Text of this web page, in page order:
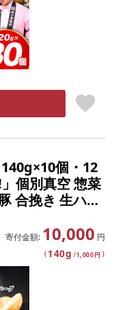
個・12
個別真空 惣菜
合挽き 生ハン
寄付金額: 10,000 円
( 140g /1,000円 )